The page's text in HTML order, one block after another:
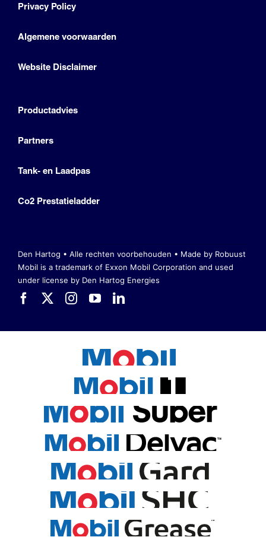
Privacy Policy
Algemene voorwaarden
Website Disclaimer
Productadvies
Partners
Tank- en Laadpas
Co2 Prestatieladder
Den Hartog • Alle rechten voorbehouden • Made by Robuust
Mobil is a trademark of Exxon Mobil Corporation and used
under license by Den Hartog Energies